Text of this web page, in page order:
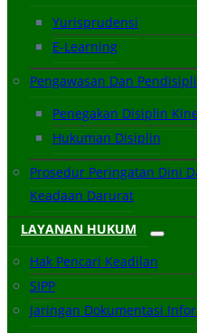
Yurisprudensi
E-Learning
Pengawasan Dan
Penegakan Disiplin
Hukuman Disiplin
Prosedur Peringatan Dini
Keadaan Darurat
LAYANAN HUKUM
Hak Pencari Keadilan
SIPP
Jaringan Dokumentasi